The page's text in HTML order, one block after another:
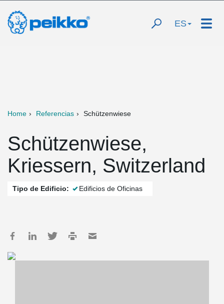
ES
Home Referencias Schützenwiese
Schützenwiese,
Kriessern, Switzerland
Tipo de Edificio: Edificios de Oficinas